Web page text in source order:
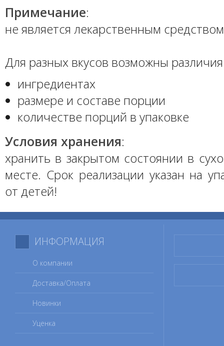
Примечание:
не является лекарственным
Для разных вкусов возможны
ингредиентах
размере и составе порции
количестве порций в упаковке
Условия хранения:
хранить в закрытом состоянии в
месте. Срок реализации указан на
от детей!
ИНФОРМАЦИЯ
О компании
Доставка/Оплата
Новинки
Уценка